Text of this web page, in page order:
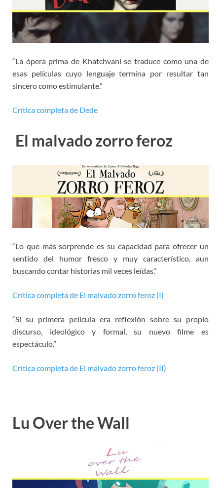
“La ópera prima de Khatchvani se traduce como una de
esas películas cuyo lenguaje termina por resultar tan
sincero como estimulante.”
Crítica completa de Dede
El malvado zorro feroz
“Lo que más sorprende es su capacidad para ofrecer un
sentido del humor fresco y muy característico, aun
buscando contar historias mil veces leídas.”
Crítica completa de El malvado zorro feroz (I)
“Si su primera película era reflexión sobre su propio
discurso, ideológico y formal, su nuevo filme es
espectáculo.”
Crítica completa de El malvado zorro feroz (II)
Lu Over the Wall